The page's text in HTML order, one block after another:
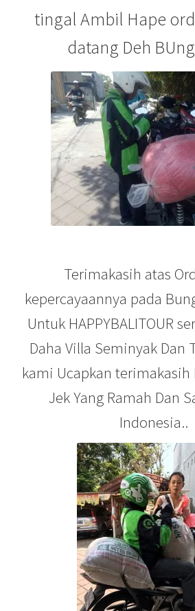
tingal Ambil Hape
datang Deh
Terimakasih atas
kepercayaannya pada
Untuk HAPPYBALITOUR
Daha Villa Seminyak Dan
kami Ucapkan terimakasih
Jek Yang Ramah Dan
Indonesia..